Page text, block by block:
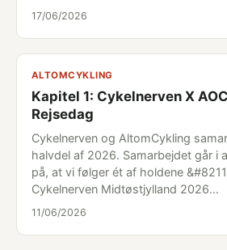
17/06/2026
ALTOMCYKLING
Kapitel 1: Cykelnerven X
Rejsedag
Cykelnerven og AltomCykling
halvdel af 2026. Samarbejdet går i
på, at vi følger ét af holdene
Cykelnerven Midtøstjylland 2026…
11/06/2026